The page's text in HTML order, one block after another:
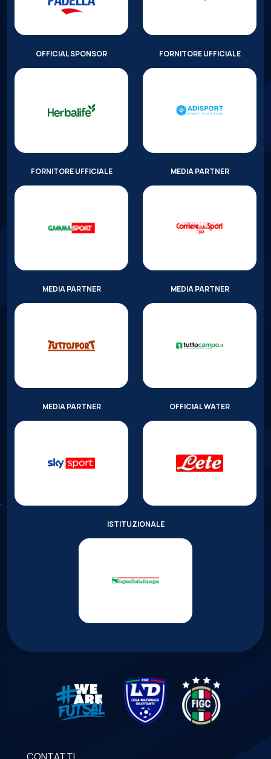
OFFICIAL SPONSOR FORNITORE UFFICIALE
FORNITORE UFFICIALE MEDIA PARTNER
MEDIA PARTNER MEDIA PARTNER
MEDIA PARTNER OFFICIAL WATER
ISTITUZIONALE